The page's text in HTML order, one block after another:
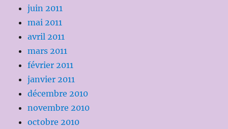
juin 2011
mai 2011
avril 2011
mars 2011
février 2011
janvier 2011
décembre 2010
novembre 2010
octobre 2010